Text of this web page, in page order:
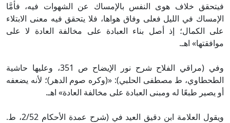
فيتحقق خلاف هوى النفس بالإمساك عن الشهوات فيه، فأمَّا
الإمساك في الليل فعلى وفاق هواها، فلا يتحقق فيه معنى الابتلاء
على الكمال؛ إذ أصل بناء العبادة على مخالفة العادة لا على
موافقتها» اهـ.
وفي (مراقي الفلاح شرح نور الإيضاح ص 351، وعليها حاشية
الطحطاوي، ط مصطفى الحلبي): «(وكره صوم الدهر)؛ لأنه يضعفه
أو يصير طبعًا له ومبنى العبادة على مخالفة العادة» اهـ.
ويقول العلامة ابن دقيق العيد في (شرح عمدة الأحكام 2/52، ط.